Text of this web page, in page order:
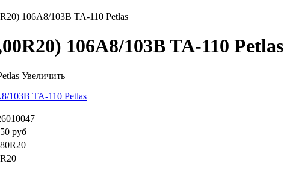
106A8/103B TA-110 Petlas
106A8/103B TA-110 Petlas
Увеличить
руб